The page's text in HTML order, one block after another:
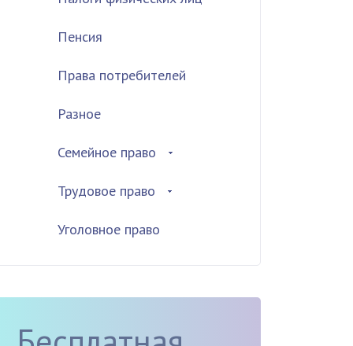
Пенсия
Права потребителей
Разное
Семейное право
Трудовое право
Уголовное право